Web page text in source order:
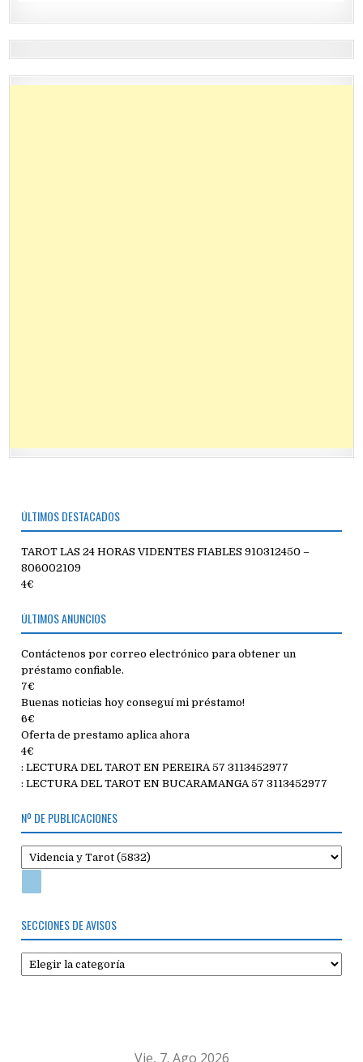
ÚLTIMOS DESTACADOS
TAROT LAS 24 HORAS VIDENTES FIABLES 910312450 –
806002109
4€
ÚLTIMOS ANUNCIOS
Contáctenos por correo electrónico para obtener un
préstamo confiable.
7€
Buenas noticias hoy conseguí mi préstamo!
6€
Oferta de prestamo aplica ahora
4€
: LECTURA DEL TAROT EN PEREIRA 57 3113452977
: LECTURA DEL TAROT EN BUCARAMANGA 57 3113452977
Nº DE PUBLICACIONES
SECCIONES DE AVISOS
Secciones
de